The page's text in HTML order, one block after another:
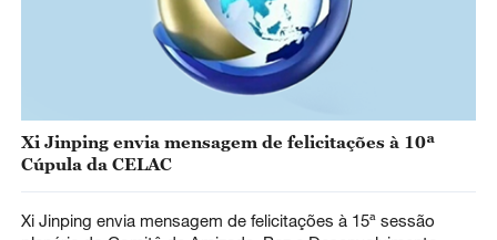
Xi Jinping envia mensagem de felicitações à 10ª
Cúpula da CELAC
Xi Jinping envia mensagem de felicitações à 15ª sessão